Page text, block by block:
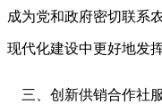
成为党和政府密切联系
现代化建设中更好地发挥
三、创新供销合作社